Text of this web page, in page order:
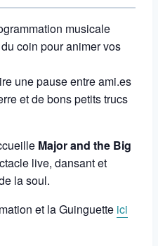
musicale
coin pour animer vos
une pause entre ami.es
et de bons petits trucs
Major and the Big
live, dansant et
la soul.
et la Guinguette ici